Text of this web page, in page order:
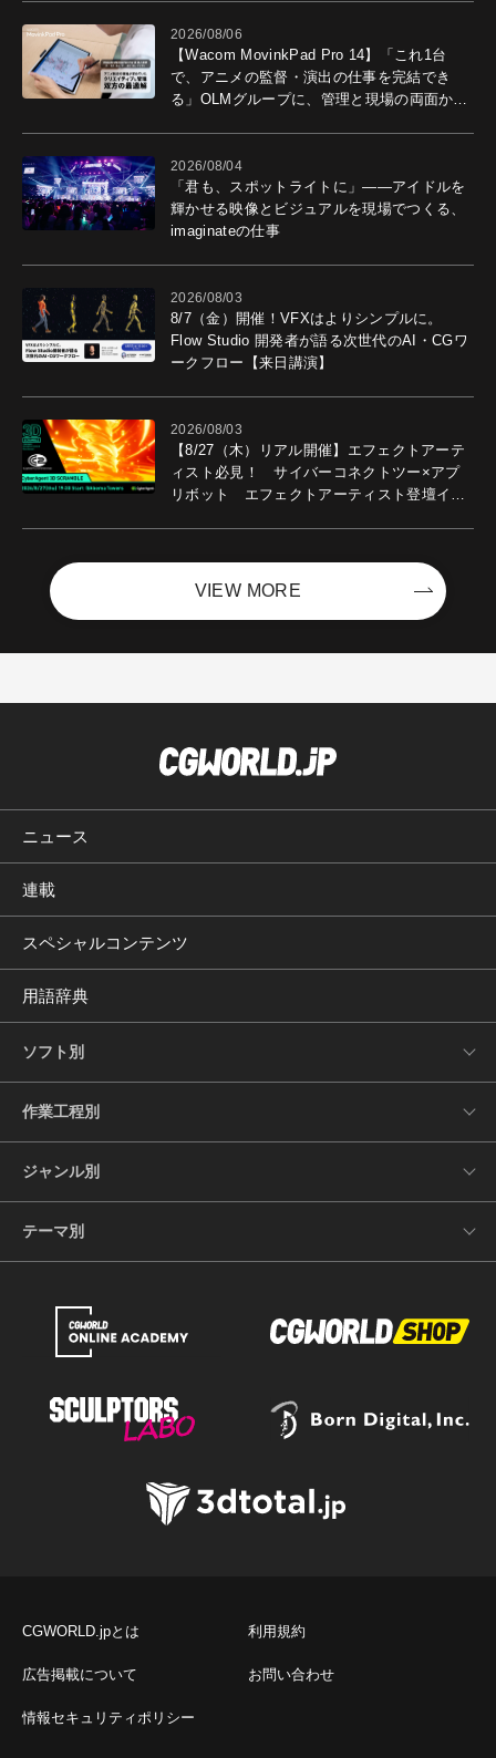
2026/08/06
【Wacom MovinkPad Pro 14】「これ1台
で、アニメの監督・演出の仕事を完結でき
る」OLMグループに、管理と現場の両面から
2026/08/04
「君も、スポットライトに」――アイドルを
輝かせる映像とビジュアルを現場でつくる、
imaginateの仕事
2026/08/03
8/7（金）開催！VFXはよりシンプルに。
Flow Studio 開発者が語る次世代のAI・CGワ
ークフロー【来日講演】
2026/08/03
【8/27（木）リアル開催】エフェクトアーテ
ィスト必見！ サイバーコネクトツー×アプ
リボット エフェクトアーティスト登壇イベ
VIEW MORE
ニュース
連載
スペシャルコンテンツ
用語辞典
ソフト別
作業工程別
ジャンル別
テーマ別
CGWORLD.jpとは 利用規約
広告掲載について お問い合わせ
情報セキュリティポリシー